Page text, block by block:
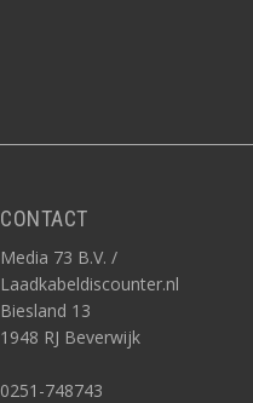
CONTACT
Media 73 B.V. /
Laadkabeldiscounter.nl
Biesland 13
1948 RJ Beverwijk
0251-748743